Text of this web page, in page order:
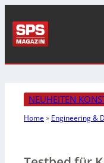
NEUHEITEN
Home» Engineering &